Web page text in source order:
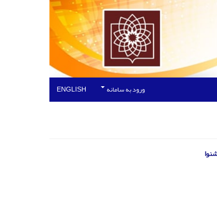
ورود به سامانه ENGLISH